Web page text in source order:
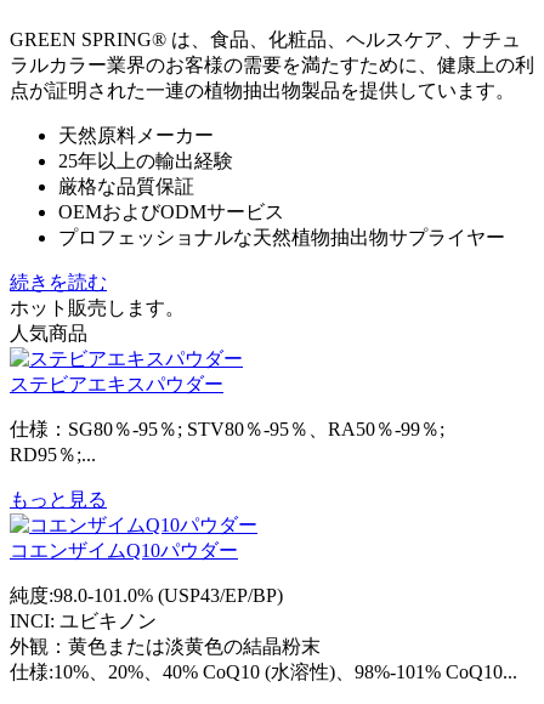
GREEN SPRING® は、食品、化粧品、ヘルスケア、ナチュ
ラルカラー業界のお客様の需要を満たすために、健康上の利
点が証明された一連の植物抽出物製品を提供しています。
天然原料メーカー
25年以上の輸出経験
厳格な品質保証
OEMおよびODMサービス
プロフェッショナルな天然植物抽出物サプライヤー
続きを読む
ホット販売します。
人気商品
ステビアエキスパウダー
仕様：SG80％-95％; STV80％-95％、RA50％-99％;
RD95％;...
もっと見る
コエンザイムQ10パウダー
純度:98.0-101.0% (USP43/EP/BP)
INCI: ユビキノン
外観：黄色または淡黄色の結晶粉末
仕様:10%、20%、40% CoQ10 (水溶性)、98%-101% CoQ10...